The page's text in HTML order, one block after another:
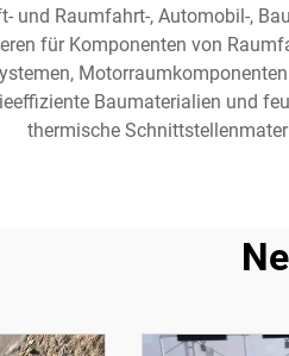
und Raumfahrt-, Automobil-,
für Komponenten von
Baumaterialien und
thermische